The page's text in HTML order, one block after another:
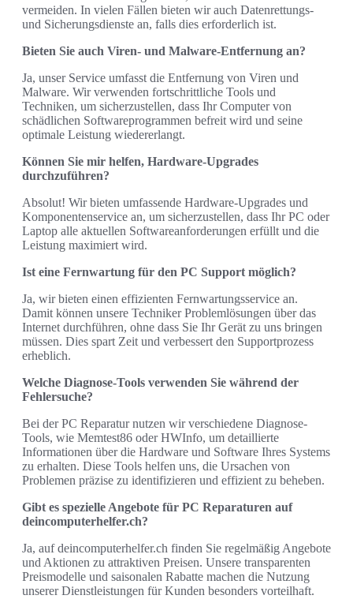
vermeiden. In vielen Fällen bieten wir auch Datenrettungs-
und Sicherungsdienste an, falls dies erforderlich ist.
Bieten Sie auch Viren- und Malware-Entfernung an?
Ja, unser Service umfasst die Entfernung von Viren und
Malware. Wir verwenden fortschrittliche Tools und
Techniken, um sicherzustellen, dass Ihr Computer von
schädlichen Softwareprogrammen befreit wird und seine
optimale Leistung wiedererlangt.
Können Sie mir helfen, Hardware-Upgrades
durchzuführen?
Absolut! Wir bieten umfassende Hardware-Upgrades und
Komponentenservice an, um sicherzustellen, dass Ihr PC oder
Laptop alle aktuellen Softwareanforderungen erfüllt und die
Leistung maximiert wird.
Ist eine Fernwartung für den PC Support möglich?
Ja, wir bieten einen effizienten Fernwartungsservice an.
Damit können unsere Techniker Problemlösungen über das
Internet durchführen, ohne dass Sie Ihr Gerät zu uns bringen
müssen. Dies spart Zeit und verbessert den Supportprozess
erheblich.
Welche Diagnose-Tools verwenden Sie während der
Fehlersuche?
Bei der PC Reparatur nutzen wir verschiedene Diagnose-
Tools, wie Memtest86 oder HWInfo, um detaillierte
Informationen über die Hardware und Software Ihres Systems
zu erhalten. Diese Tools helfen uns, die Ursachen von
Problemen präzise zu identifizieren und effizient zu beheben.
Gibt es spezielle Angebote für PC Reparaturen auf
deincomputerhelfer.ch?
Ja, auf deincomputerhelfer.ch finden Sie regelmäßig Angebote
und Aktionen zu attraktiven Preisen. Unsere transparenten
Preismodelle und saisonalen Rabatte machen die Nutzung
unserer Dienstleistungen für Kunden besonders vorteilhaft.